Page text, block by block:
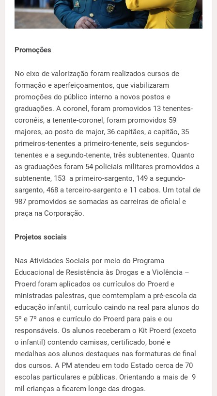
Promoções
No eixo de valorização foram realizados cursos de
formação e aperfeiçoamentos, que viabilizaram
promoções do público interno a novos postos e
graduações. A coronel, foram promovidos 13 tenentes-
coronéis, a tenente-coronel, foram promovidos 59
majores, ao posto de major, 36 capitães, a capitão, 35
primeiros-tenentes a primeiro-tenente, seis segundos-
tenentes e a segundo-tenente, três subtenentes. Quanto
as graduações foram 54 policiais militares promovidos a
subtenente, 153 a primeiro-sargento, 149 a segundo-
sargento, 468 a terceiro-sargento e 11 cabos. Um total de
987 promovidos se somadas as carreiras de oficial e
praça na Corporação.
Projetos sociais
Nas Atividades Sociais por meio do Programa
Educacional de Resistência às Drogas e a Violência –
Proerd foram aplicados os currículos do Proerd e
ministradas palestras, que comtemplam a pré-escola da
educação infantil, currículo caindo na real para alunos do
5º e 7º anos e currículo do Proerd para pais e ou
responsáveis. Os alunos receberam o Kit Proerd (exceto
o infantil) contendo camisas, certificado, boné e
medalhas aos alunos destaques nas formaturas de final
dos cursos. A PM atendeu em todo Estado cerca de 70
escolas particulares e públicas. Orientando a mais de 9
mil crianças a ficarem longe das drogas.